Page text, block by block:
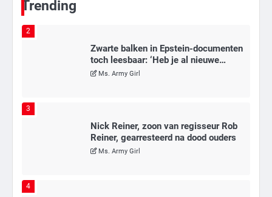
Trending
2
Zwarte balken in Epstein-documenten
toch leesbaar: ‘Heb je al nieuwe
ongepaste vrienden voor me?’
Ms. Army Girl
3
Nick Reiner, zoon van regisseur Rob
Reiner, gearresteerd na dood ouders
Ms. Army Girl
4